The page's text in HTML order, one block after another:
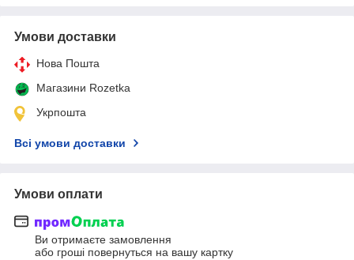
Умови доставки
Нова Пошта
Магазини Rozetka
Укрпошта
Всі умови доставки
Умови оплати
Ви отримаєте замовлення
або гроші повернуться на вашу картку